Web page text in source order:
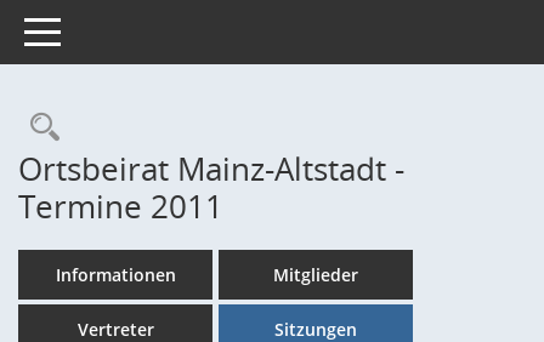
Toggle navigation
Rechercheauswahl
Ortsbeirat Mainz-Altstadt -
Termine 2011
Informationen Mitglieder
Vertreter Sitzungen